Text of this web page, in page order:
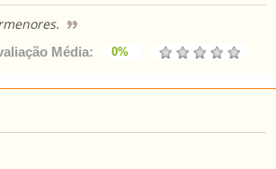
Média: 0%